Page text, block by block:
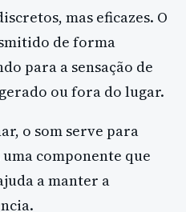
mas eficazes. O
de forma
para a sensação de
ou fora do lugar.
o som serve para
componente que
a manter a